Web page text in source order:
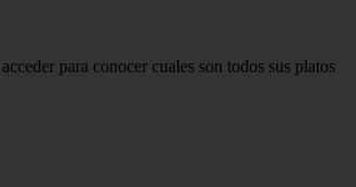
para conocer cuales son todos sus platos